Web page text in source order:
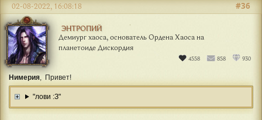
ЭНТРОПИЙ
Демиург хаоса, основатель Ордена Хаоса на
планетоиде Дискордия
4558 858 930
#36
02-08-2022, 16:08:18
Нимерия, Привет!
"лови :З"